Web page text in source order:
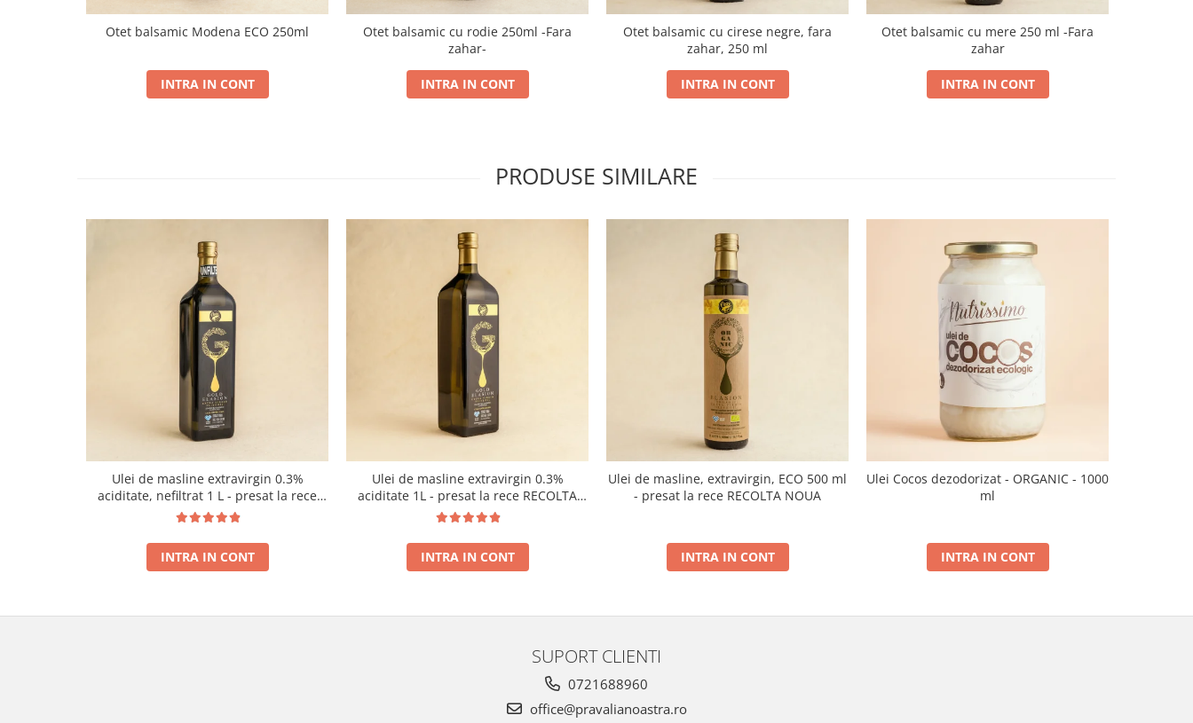
Otet balsamic Modena ECO 250ml
INTRA IN CONT
Otet balsamic cu rodie 250ml -Fara
zahar-
INTRA IN CONT
Otet balsamic cu cirese negre, fara
zahar, 250 ml
INTRA IN CONT
Otet balsamic cu mere 250 ml -Fara
zahar
INTRA IN CONT
PRODUSE SIMILARE
Ulei de masline extravirgin 0.3%
aciditate, nefiltrat 1 L - presat la rece
RECOLTA NOUA
INTRA IN CONT
Ulei de masline extravirgin 0.3%
aciditate 1L - presat la rece RECOLTA
NOUA
INTRA IN CONT
Ulei de masline, extravirgin, ECO 500 ml
- presat la rece RECOLTA NOUA
INTRA IN CONT
Ulei Cocos dezodorizat - ORGANIC - 1000
ml
INTRA IN CONT
SUPORT CLIENTI
0721688960
office@pravalianoastra.ro